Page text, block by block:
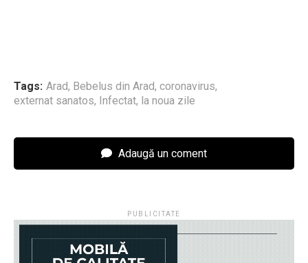
Tags: Arad, Bebelus din Arad, coronavirus,
externat sanatos, Infectat, la noua zile
Adaugă un coment
PUBLICITATE